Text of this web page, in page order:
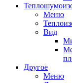
Меню
Вид
Другое
Меню